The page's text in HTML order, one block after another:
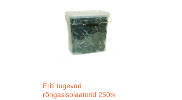
Eriti tugevad
rõngasisolaatorid 250tk